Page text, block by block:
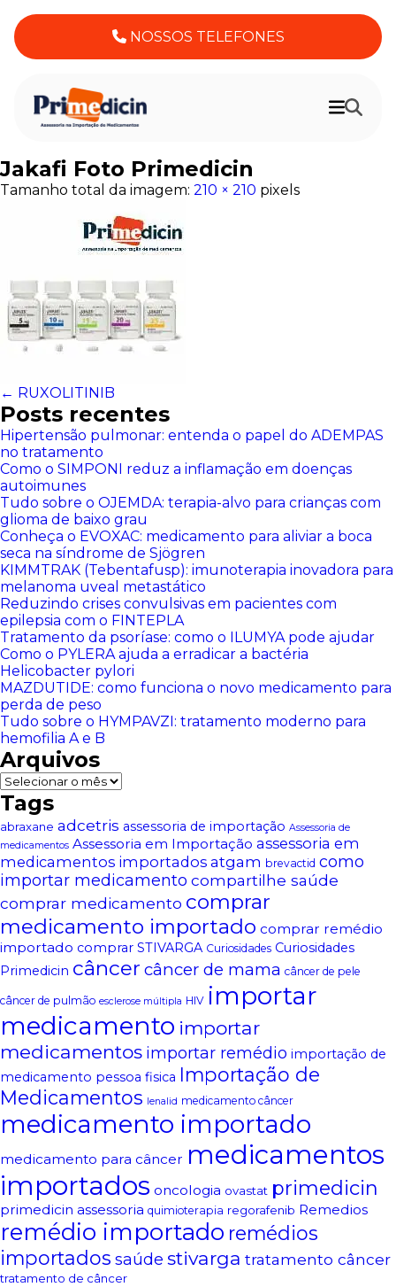
NOSSOS TELEFONES
Jakafi Foto Primedicin
Tamanho total da imagem: 210 × 210 pixels
← RUXOLITINIB
Posts recentes
Hipertensão pulmonar: entenda o papel do ADEMPAS
no tratamento
Como o SIMPONI reduz a inflamação em doenças
autoimunes
Tudo sobre o OJEMDA: terapia-alvo para crianças com
glioma de baixo grau
Conheça o EVOXAC: medicamento para aliviar a boca
seca na síndrome de Sjögren
KIMMTRAK (Tebentafusp): imunoterapia inovadora para
melanoma uveal metastático
Reduzindo crises convulsivas em pacientes com
epilepsia com o FINTEPLA
Tratamento da psoríase: como o ILUMYA pode ajudar
Como o PYLERA ajuda a erradicar a bactéria
Helicobacter pylori
MAZDUTIDE: como funciona o novo medicamento para
perda de peso
Tudo sobre o HYMPAVZI: tratamento moderno para
hemofilia A e B
Arquivos
Arquivos
Tags
abraxane adcetris assessoria de importação Assessoria de
medicamentos Assessoria em Importação assessoria em
medicamentos importados atgam brevactid como
importar medicamento compartilhe saúde
comprar medicamento comprar
medicamento importado comprar remédio
importado comprar STIVARGA Curiosidades Curiosidades
Primedicin câncer câncer de mama câncer de pele
câncer de pulmão esclerose múltipla HIV importar
medicamento importar
medicamentos importar remédio importação de
medicamento pessoa fisica Importação de
Medicamentos
lenalid medicamento câncer
medicamento importado
medicamento para câncer medicamentos
importados oncologia ovastat primedicin
primedicin assessoria quimioterapia regorafenib Remedios
remédio importado remédios
importados saúde stivarga tratamento câncer
tratamento de câncer